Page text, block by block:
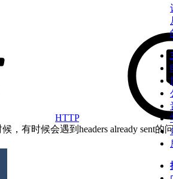
HTTP
，有时候会遇到headers already sent